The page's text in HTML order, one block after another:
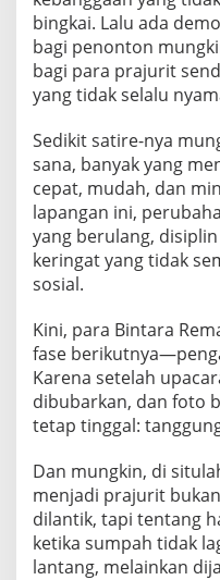
bingkai. Lalu ada
bagi penonton
bagi para prajurit
yang tidak selalu
Sedikit satire-nya
sana, banyak yang
cepat, mudah, dan
lapangan ini,
yang berulang,
keringat yang tidak
sosial.
Kini, para Bintara
fase
Karena setelah
dibubarkan, dan foto
tetap tinggal:
Dan mungkin, di
menjadi prajurit
dilantik, tapi tentang
ketika sumpah tidak
lantang, melainkan